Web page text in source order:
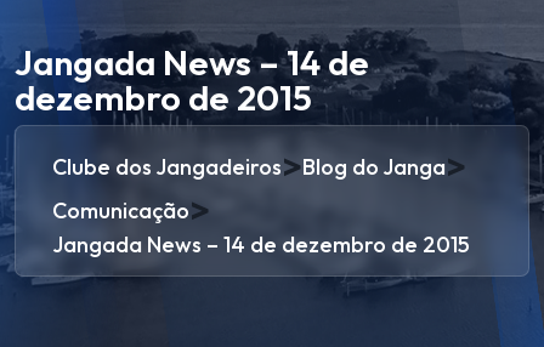
Jangada News – 14 de
dezembro de 2015
Clube dos Jangadeiros>Blog do Janga>
Comunicação>
Jangada News – 14 de dezembro de 2015